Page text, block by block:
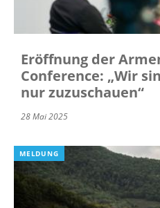
Eröffnung der
Conference: „Wir
nur zuzuschauen“
28 Mai 2025
MELDUNG